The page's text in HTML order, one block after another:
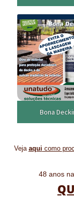
Bona
Veja aqui como
48 anos